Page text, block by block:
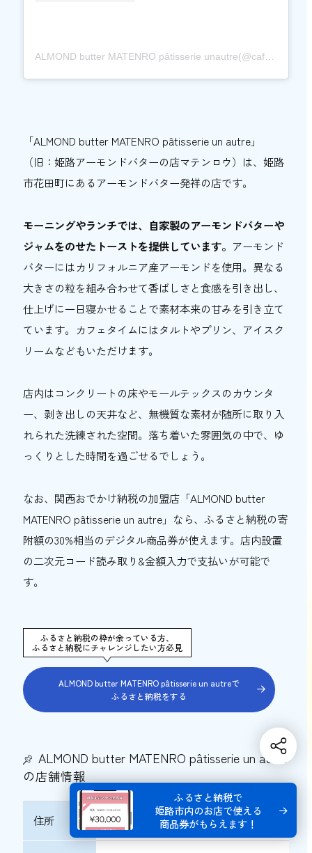
「ALMOND butter MATENRO pâtisserie un autre」
（旧：姫路アーモンドバターの店マテンロウ）は、姫路
市花田町にあるアーモンドバター発祥の店です。
モーニングやランチでは、自家製のアーモンドバターや
ジャムをのせたトーストを提供しています。 アーモンド
バターにはカリフォルニア産アーモンドを使用。異なる
大きさの粒を組み合わせて香ばしさと食感を引き出し、
仕上げに一日寝かせることで素材本来の甘みを引き立て
ています。カフェタイムにはタルトやプリン、アイスク
リームなどもいただけます。
店内はコンクリートの床やモールテックスのカウンタ
ー、剥き出しの天井など、無機質な素材が随所に取り入
れられた洗練された空間。落ち着いた雰囲気の中で、ゆ
っくりとした時間を過ごせるでしょう。
なお、関西おでかけ納税の加盟店「ALMOND butter
MATENRO pâtisserie un autre」なら、ふるさと納税の寄
附額の30%相当のデジタル商品券が使えます。店内設置
の二次元コード読み取り&金額入力で支払いが可能で
す。
ふるさと納税の枠が余っている方、
ふるさと納税にチャレンジしたい方必見
ALMOND butter MATENRO pâtisserie un autreで
ふるさと納税をする
ALMOND butter MATENRO pâtisserie un autre
の店舗情報
住所 兵庫県姫路市花田町一本松39-1
ふるさと納税で
姫路市内のお店で使える
商品券がもらえます！